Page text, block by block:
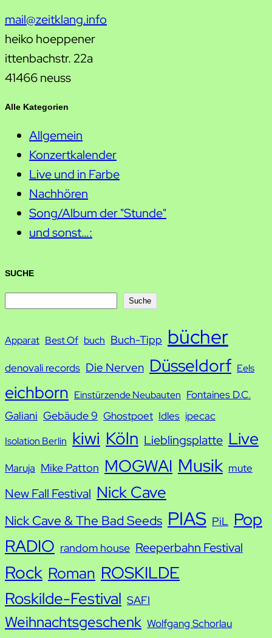
mail@zeitklang.info
heiko hoeppener
ittenbachstr. 22a
41466 neuss
Alle Kategorien
Allgemein
Konzertkalender
Live und in Farbe
Nachhören
Song/Album der "Stunde"
und sonst…:
SUCHE
c
Suche
Apparat Best Of buch Buch-Tipp bücher
denovali records Die Nerven Düsseldorf Eels
eichborn Einstürzende Neubauten Fontaines D.C.
Galiani Gebäude 9 Ghostpoet Idles ipecac
Isolation Berlin kiwi Köln Lieblingsplatte Live
Maruja Mike Patton MOGWAI Musik mute
New Fall Festival Nick Cave
Nick Cave & The Bad Seeds PIAS PiL Pop
RADIO random house Reeperbahn Festival
Rock Roman ROSKILDE
Roskilde-Festival SAFI
Weihnachtsgeschenk Wolfgang Schorlau